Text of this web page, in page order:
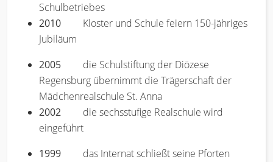
Schulbetriebes
2010 Kloster und Schule feiern 150-jähriges
Jubiläum
2005 die Schulstiftung der Diözese
Regensburg übernimmt die Trägerschaft der
Mädchenrealschule St. Anna
2002 die sechsstufige Realschule wird
eingeführt
1999 das Internat schließt seine Pforten